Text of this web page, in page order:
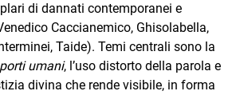
di dannati contemporanei e
Caccianemico, Ghisolabella,
Taide). Temi centrali sono la
umani, l’uso distorto della parola e
divina che rende visibile, in forma